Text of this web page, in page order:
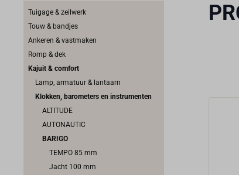
Tuigage & zeilwerk
Touw & bandjes
Ankeren & vastmaken
Romp & dek
Kajuit & comfort
Lamp, armatuur & lantaarn
Klokken, barometers en instrumenten
ALTITUDE
AUTONAUTIC
BARIGO
TEMPO 85 mm
Jacht 100 mm